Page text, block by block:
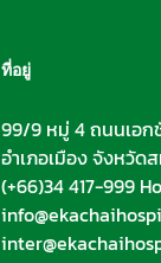
ที่อยู่
99/9 หมู่ 4 ถนนเอก
อำเภอเมือง จังหวัด
(+66)34 417-999